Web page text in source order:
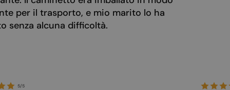
per il trasporto, e mio marito lo ha
senza alcuna difficoltà.
5/5
IRISH
ICELANDIC